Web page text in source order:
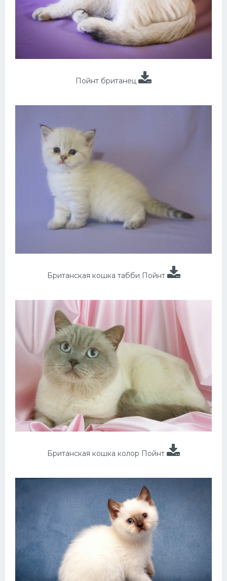
Пойнт британец
Британская кошка табби Пойнт
Британская кошка колор Пойнт